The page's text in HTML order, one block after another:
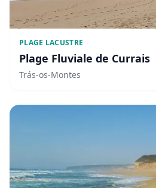
PLAGE LACUSTRE
Plage Fluviale de Currais
Trás-os-Montes